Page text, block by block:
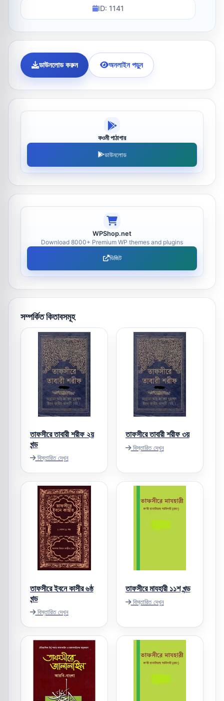
ID: 1141
ডাউনলোড করুন অনলাইন পড়ুন
কওমী পাঠাগার
ডাউনলোড
WPShop.net
Download 8000+ Premium WP themes and plugins
ভিজিট
সম্পর্কিত কিতাবসমূহ
তাফসীরে তাবারী শরীফ ২য়
খন্ড
বিস্তারিত দেখুন
তাফসীরে তাবারী শরীফ ৩য়
বিস্তারিত দেখুন
তাফসীরে ইবনে কাসীর ৬ষ্ঠ
খন্ড
বিস্তারিত দেখুন
তাফসীরে মাযহারী ১১শ খন্ড
বিস্তারিত দেখুন